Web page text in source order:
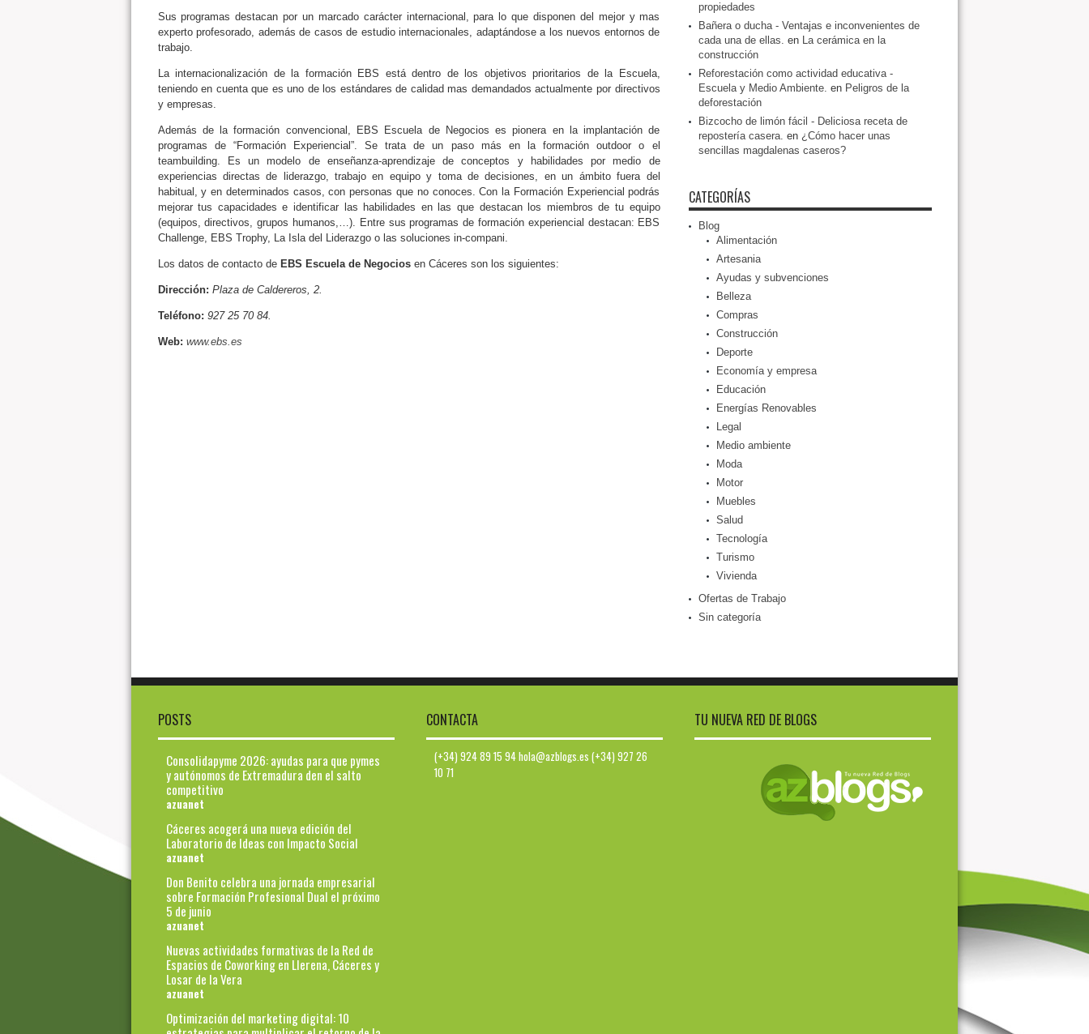
Sus programas destacan por un marcado carácter internacional, para lo que disponen del mejor y mas
experto profesorado, además de casos de estudio internacionales, adaptándose a los nuevos entornos de
trabajo.
La internacionalización de la formación EBS está dentro de los objetivos prioritarios de la Escuela,
teniendo en cuenta que es uno de los estándares de calidad mas demandados actualmente por directivos
y empresas.
Además de la formación convencional, EBS Escuela de Negocios es pionera en la implantación de
programas de “Formación Experiencial”. Se trata de un paso más en la formación outdoor o el
teambuilding. Es un modelo de enseñanza-aprendizaje de conceptos y habilidades por medio de
experiencias directas de liderazgo, trabajo en equipo y toma de decisiones, en un ámbito fuera del
habitual, y en determinados casos, con personas que no conoces. Con la Formación Experiencial podrás
mejorar tus capacidades e identificar las habilidades en las que destacan los miembros de tu equipo
(equipos, directivos, grupos humanos,…). Entre sus programas de formación experiencial destacan: EBS
Challenge, EBS Trophy, La Isla del Liderazgo o las soluciones in-compani.
Los datos de contacto de EBS Escuela de Negociosen Cáceres son los siguientes:
Dirección: Plaza de Caldereros, 2.
Teléfono: 927 25 70 84.
Web: www.ebs.es
propiedades
Bañera o ducha - Ventajas e inconvenientes de
cada una de ellas. en La cerámica en la
construcción
Reforestación como actividad educativa -
Escuela y Medio Ambiente. en Peligros de la
deforestación
Bizcocho de limón fácil - Deliciosa receta de
repostería casera. en ¿Cómo hacer unas
sencillas magdalenas caseros?
CATEGORÍAS
Blog
Alimentación
Artesania
Ayudas y subvenciones
Belleza
Compras
Construcción
Deporte
Economía y empresa
Educación
Energías Renovables
Legal
Medio ambiente
Moda
Motor
Muebles
Salud
Tecnología
Turismo
Vivienda
Ofertas de Trabajo
Sin categoría
POSTS
Consolidapyme 2026: ayudas para que pymes
y autónomos de Extremadura den el salto
competitivo
azuanet
Cáceres acogerá una nueva edición del
Laboratorio de Ideas con Impacto Social
azuanet
Don Benito celebra una jornada empresarial
sobre Formación Profesional Dual el próximo
5 de junio
azuanet
Nuevas actividades formativas de la Red de
Espacios de Coworking en Llerena, Cáceres y
Losar de la Vera
azuanet
Optimización del marketing digital: 10
CONTACTA
(+34) 924 89 15 94 hola@azblogs.es (+34) 927 26
10 71
TU NUEVA RED DE BLOGS